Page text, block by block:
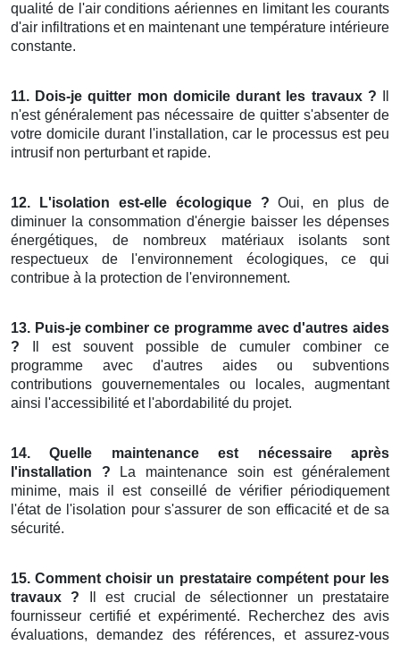
qualité de l'air conditions aériennes en limitant les courants
d'air infiltrations et en maintenant une température intérieure
constante.
11. Dois-je quitter mon domicile durant les travaux ?
n'est généralement pas nécessaire de quitter s'absenter de
votre domicile durant l'installation, car le processus est peu
intrusif non perturbant et rapide.
12. L'isolation est-elle écologique ? Oui, en plus de
diminuer la consommation d'énergie baisser les dépenses
énergétiques, de nombreux matériaux isolants sont
respectueux de l'environnement écologiques, ce qui
contribue à la protection de l'environnement.
13. Puis-je combiner ce programme avec d'autres aides
? Il est souvent possible de cumuler combiner ce
programme avec d'autres aides ou subventions
contributions gouvernementales ou locales, augmentant
ainsi l'accessibilité et l'abordabilité du projet.
14. Quelle maintenance est nécessaire après
l'installation ? La maintenance soin est généralement
minime, mais il est conseillé de vérifier périodiquement
l'état de l'isolation pour s'assurer de son efficacité et de sa
sécurité.
15. Comment choisir un prestataire compétent pour les
travaux ? Il est crucial de sélectionner un prestataire
fournisseur certifié et expérimenté. Recherchez des avis
évaluations, demandez des références, et assurez-vous